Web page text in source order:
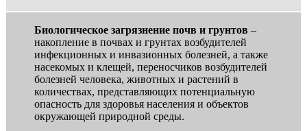
Биологическое загрязнение почв и грунтов –
накопление в почвах и грунтах возбудителей
инфекционных и инвазионных болезней, а также
насекомых и клещей, переносчиков возбудителей
болезней человека, животных и растений в
количествах, представляющих потенциальную
опасность для здоровья населения и объектов
окружающей природной среды.